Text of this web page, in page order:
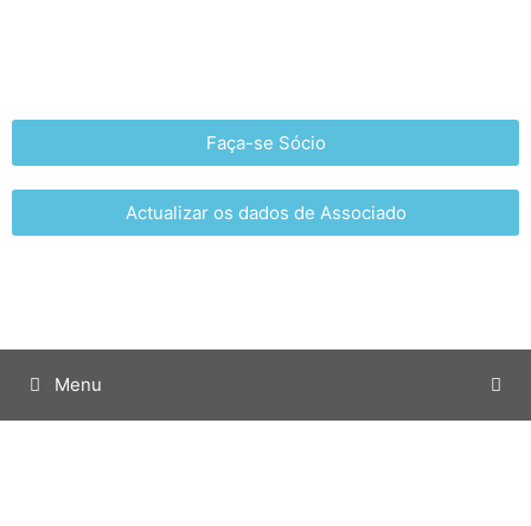
Faça-se Sócio
Actualizar os dados de Associado
Menu